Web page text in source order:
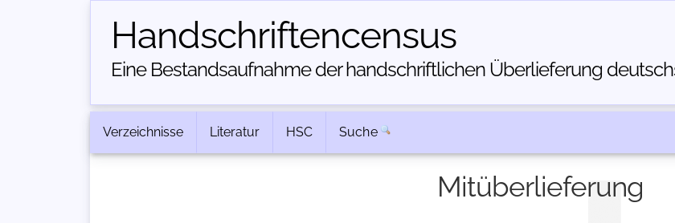
Handschriften­census
Eine Bestandsaufnahme der handschriftlichen Über­lieferung
Verzeichnisse Literatur HSC Suche
Mitüberlieferung